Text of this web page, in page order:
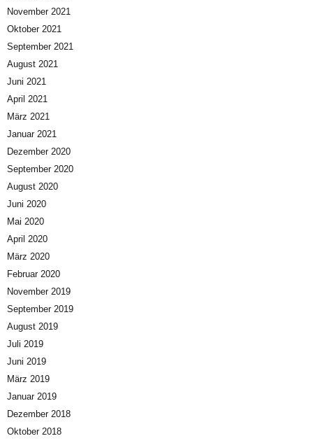
November 2021
Oktober 2021
September 2021
August 2021
Juni 2021
April 2021
März 2021
Januar 2021
Dezember 2020
September 2020
August 2020
Juni 2020
Mai 2020
April 2020
März 2020
Februar 2020
November 2019
September 2019
August 2019
Juli 2019
Juni 2019
März 2019
Januar 2019
Dezember 2018
Oktober 2018